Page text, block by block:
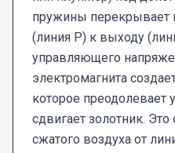
пружины перекрывает
(линия P) к выходу
управляющего
электромагнита
которое преодолевает
сдвигает золотник.
сжатого воздуха от